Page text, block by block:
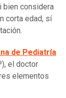
bien considera
corta edad, sí
de Pediatría
el doctor
elementos